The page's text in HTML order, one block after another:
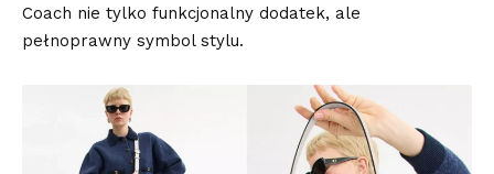
Coach nie tylko funkcjonalny dodatek, ale
pełnoprawny symbol stylu.